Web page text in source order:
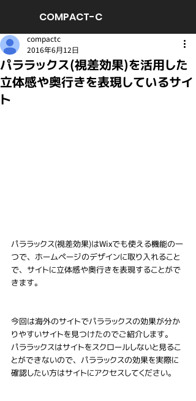
COMPACT-C
パララックス(視差効果)を活用した
立体感や奥行きを表現しているサイ
ト
compactc
2016年6月12日
パララックス(視差効果)はWixでも使える機能の一
つで、ホームページのデザインに取り入れること
で、サイトに立体感や奥行きを表現することがで
きます。
今回は海外のサイトでパララックスの効果が分か
りやすいサイトを見つけたのでご紹介します。
パララックスはサイトをスクロールしないと見るこ
とができないので、パララックスの効果を実際に
確認したい方はサイトにアクセスしてください。